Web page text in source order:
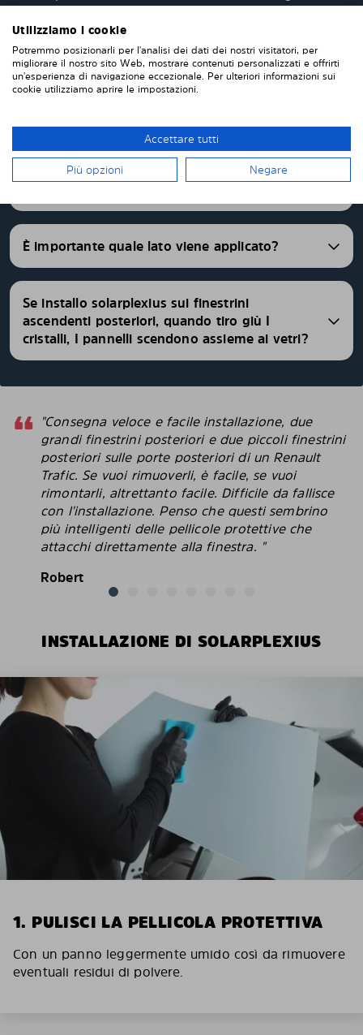
vengono consegnati pretagliati con una vestibilità
perfetta. Abbiamo pannelli oscurati pretagliati per
oltre 4500 differenti modelli di auto.
Quale è il livello di oscuramento dei pannelli
È importante quale lato viene applicato?
Se installo solarplexius sui finestrini
ascendenti posteriori, quando tiro giù I
cristalli, I pannelli scendono assieme ai vetri?
"Consegna veloce e facile installazione, due
grandi finestrini posteriori e due piccoli finestrini
posteriori sulle porte posteriori di un Renault
Trafic. Se vuoi rimuoverli, è facile, se vuoi
rimontarli, altrettanto facile. Difficile da fallisce
con l'installazione. Penso che questi sembrino
più intelligenti delle pellicole protettive che
attacchi direttamente alla finestra. "
Robert
INSTALLAZIONE DI SOLARPLEXIUS
1. PULISCI LA PELLICOLA PROTETTIVA
Con un panno leggermente umido così da rimuovere
eventuali residui di polvere.
Utilizziamo i cookie
Potremmo posizionarli per l'analisi dei dati dei nostri visitatori, per
migliorare il nostro sito Web, mostrare contenuti personalizzati e offrirti
un'esperienza di navigazione eccezionale. Per ulteriori informazioni sui
cookie utilizziamo aprire le impostazioni.
Accettare tutti
Più opzioni Negare